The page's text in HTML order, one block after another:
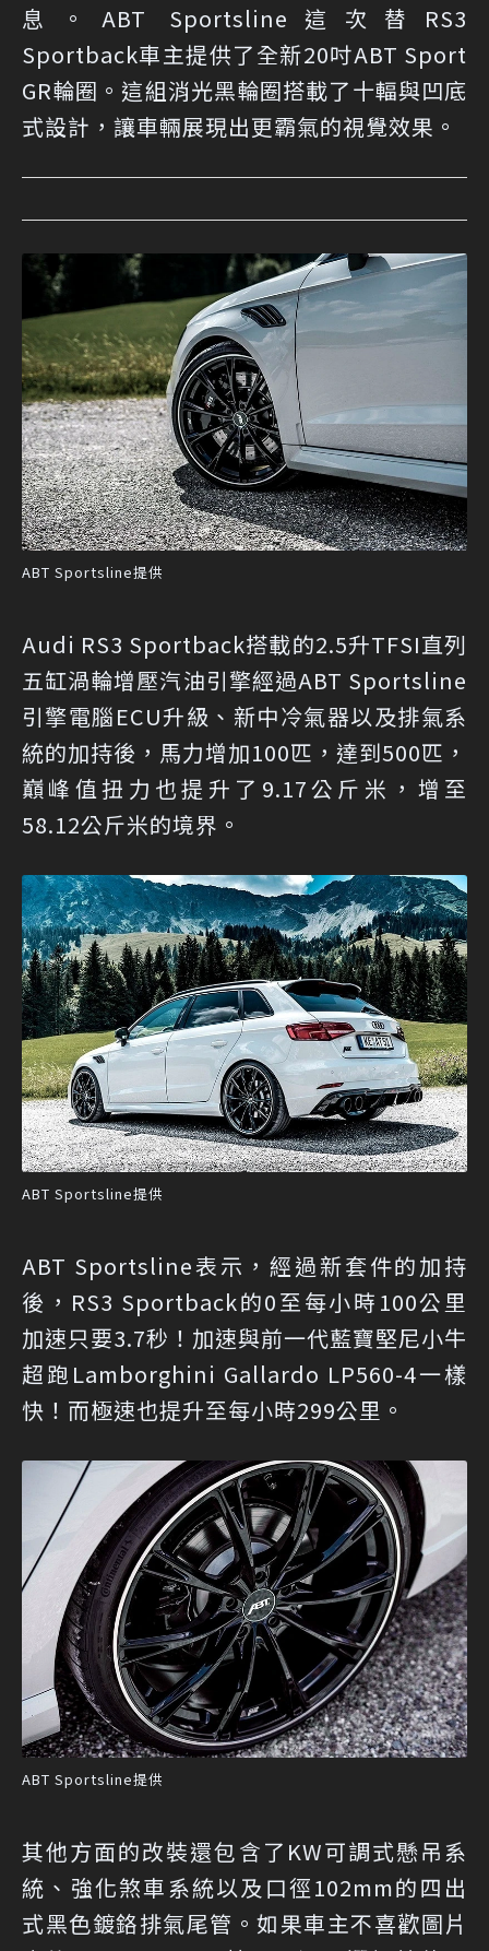
息。ABT Sportsline這次替RS3
Sportback車主提供了全新20吋ABT Sport
GR輪圈。這組消光黑輪圈搭載了十輻與凹底
式設計，讓車輛展現出更霸氣的視覺效果。
ABT Sportsline提供
Audi RS3 Sportback搭載的2.5升TFSI直列
五缸渦輪增壓汽油引擎經過ABT Sportsline
引擎電腦ECU升級、新中冷氣器以及排氣系
統的加持後，馬力增加100匹，達到500匹，
巔峰值扭力也提升了9.17公斤米，增至
58.12公斤米的境界。
ABT Sportsline提供
ABT Sportsline表示，經過新套件的加持
後，RS3 Sportback的0至每小時100公里
加速只要3.7秒！加速與前一代藍寶堅尼小牛
超跑Lamborghini Gallardo LP560-4一樣
快！而極速也提升至每小時299公里。
ABT Sportsline提供
其他方面的改裝還包含了KW可調式懸吊系
統、強化煞車系統以及口徑102mm的四出
式黑色鍍鉻排氣尾管。如果車主不喜歡圖片